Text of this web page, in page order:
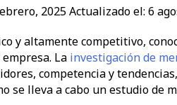
2025Actualizado el: 6
y altamente competitivo,
La investigación de
competencia y
se lleva a cabo un estudio de